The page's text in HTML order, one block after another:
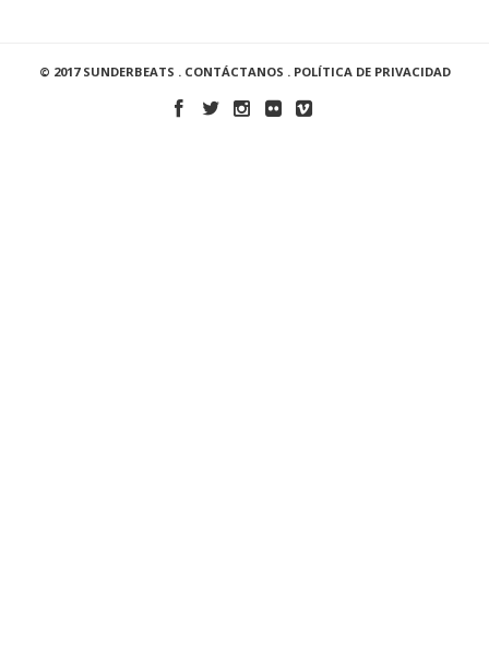
© 2017 SUNDERBEATS . CONTÁCTANOS . POLÍTICA DE PRIVACIDAD